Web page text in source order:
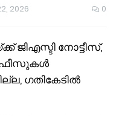
2026 0
ജിഎസ്ടി നോട്ടീസ്,
ഗതികേടിൽ